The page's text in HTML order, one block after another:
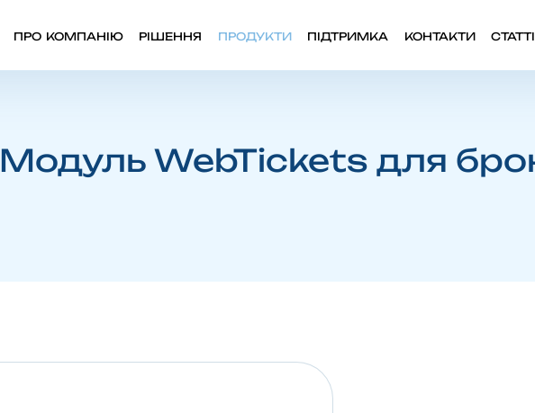
ПРО КОМПАНІЮ РІШЕННЯ ПРОДУКТИ ПІДТРИМКА КОНТАКТИ СТАТТІ
Модуль WebTickets для